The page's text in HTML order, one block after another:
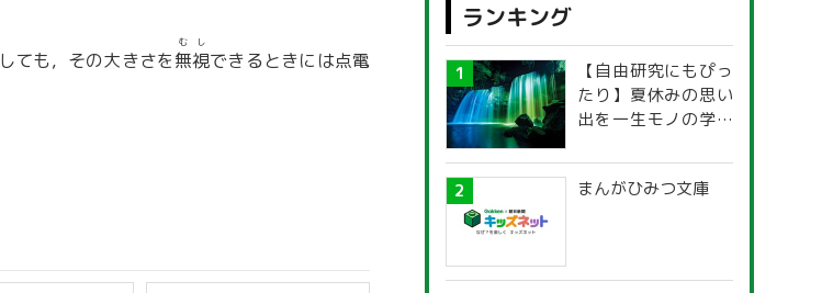
ても，その大きさを無視
むし
できるときには点電
ランキング
【自由研究にもぴっ
たり】夏休みの思い
出を一生モノの学び
探究ガイド
まんがひみつ文庫